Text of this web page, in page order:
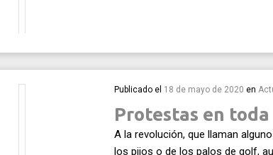
Publicado el 18 de mayo de 2020 en
Protestas en toda
A la revolución, que llaman
los pijos o de los palos de golf,